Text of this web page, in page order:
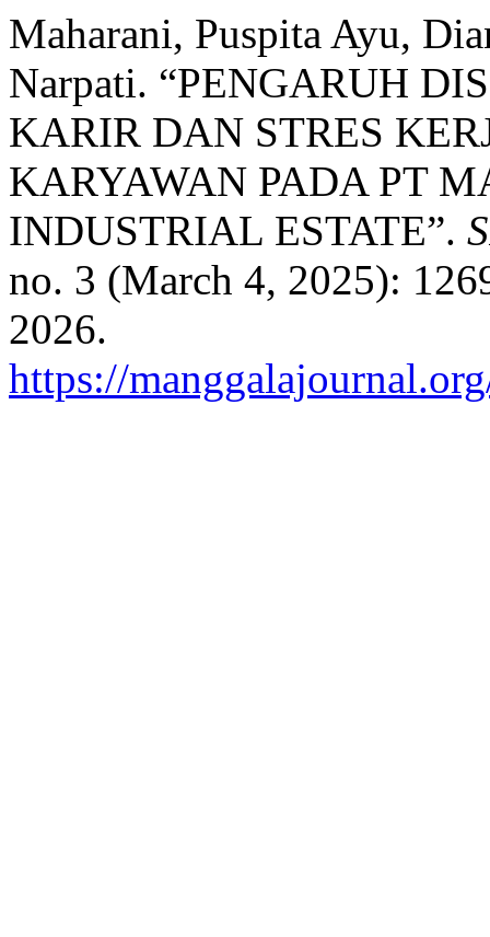
Maharani, Puspita Ayu,
Narpati. “PENGARUH
KARIR DAN STRES
KARYAWAN PADA PT
INDUSTRIAL ESTATE”.
no. 3 (March 4, 2025):
2026.
https://